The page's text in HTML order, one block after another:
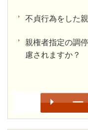
不貞行為をした
親権者指定の調
慮されますか？